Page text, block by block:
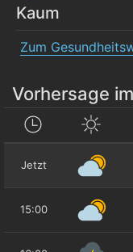
Kaum
Zum
Vorhersage
Jetzt
15:00